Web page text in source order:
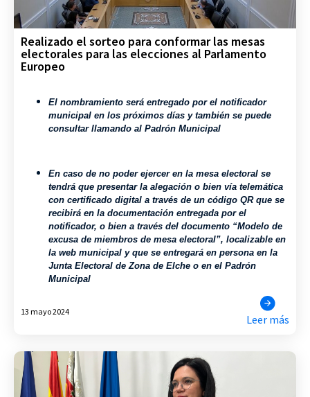
Realizado el sorteo para conformar las mesas
electorales para las elecciones al Parlamento
Europeo
El nombramiento será entregado por el notificador
municipal en los próximos días y también se puede
consultar llamando al Padrón Municipal
En caso de no poder ejercer en la mesa electoral se
tendrá que presentar la alegación o bien vía telemática
con certificado digital a través de un código QR que se
recibirá en la documentación entregada por el
notificador, o bien a través del documento “Modelo de
excusa de miembros de mesa electoral”, localizable en
la web municipal y que se entregará en persona en la
Junta Electoral de Zona de Elche o en el Padrón
Municipal
13 mayo 2024
Leer más